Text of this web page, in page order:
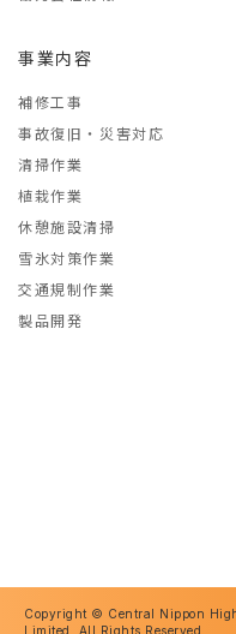
事業内容
補修工事
事故復旧・災害対応
清掃作業
植栽作業
休憩施設清掃
雪氷対策作業
交通規制作業
製品開発
Copyright © Central Nippon
Limited. All Rights Reserved.